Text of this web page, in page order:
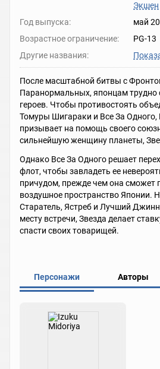
Экшен
Год выпуска:
май
Возрастное ограничение:
PG-13
Другие названия:
После масштабной битвы с
Паранормальных, японцам трудно
героев. Чтобы противостоять
Томуры Шигараки и Все За Одного,
призывает на помощь своего
сильнейшую женщину планеты,
Однако Все За Одного решает
флот, чтобы завладеть ее
причудом, прежде чем она сможет
воздушное пространство Японии.
Старатель, Ястреб и Лучший
месту встречи, Звезда делает
спасти своих товарищей.
Персонажи Авторы